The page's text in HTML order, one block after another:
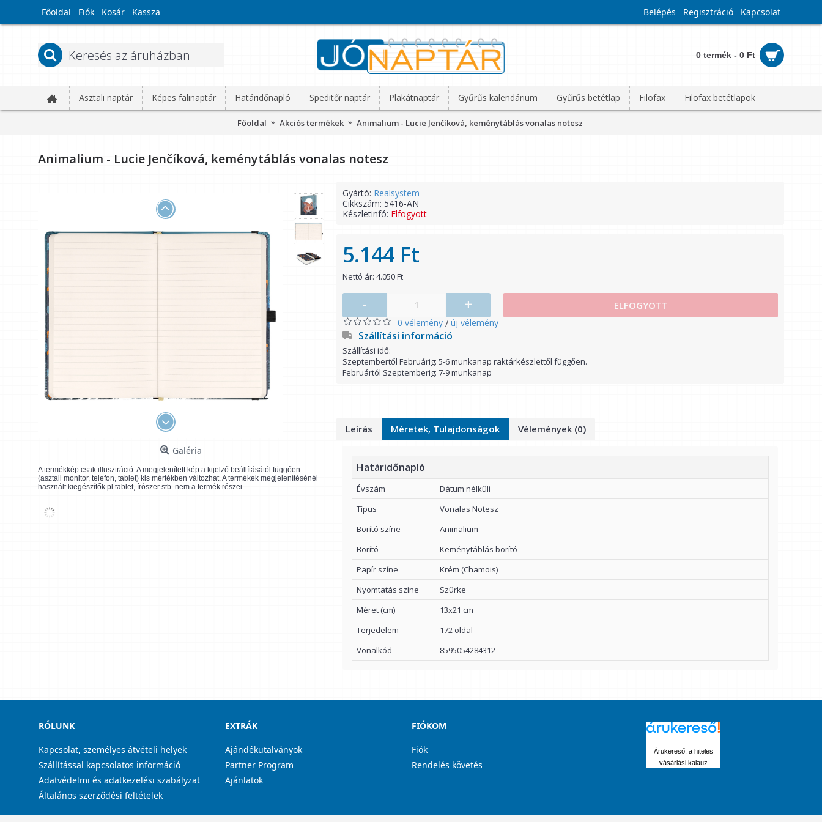
Főoldal Fiók Kosár Kassza Belépés Regisztráció Kapcsolat
0 termék - 0 Ft
Asztali naptár Képes falinaptár Határidőnapló Speditőr naptár Plakátnaptár Gyűrűs kalendárium Gyűrűs betétlap Filofax Filofax betétlapok
Főoldal Akciós termékek Animalium - Lucie Jenčíková, keménytáblás vonalas notesz
Animalium - Lucie Jenčíková, keménytáblás vonalas notesz
Galéria
A termékkép csak illusztráció. A megjelenített kép a kijelző beállításától függően
(asztali monitor, telefon, tablet) kis mértékben változhat. A termékek megjelenítésénél
használt kiegészítők pl tablet, írószer stb. nem a termék részei.
Gyártó: Realsystem
Cikkszám: 5416-AN
Készletinfó: Elfogyott
5.144 Ft
Nettó ár: 4.050 Ft
- + ELFOGYOTT
0 vélemény / új vélemény
Szállítási információ
Szállítási idő:
Szeptembertől Februárig: 5-6 munkanap raktárkészlettől függően.
Februártól Szeptemberig: 7-9 munkanap
Leírás Méretek, Tulajdonságok Vélemények (0)
Határidőnapló
Évszám
Dátum nélküli
Típus
Vonalas Notesz
Borító színe
Animalium
Borító
Keménytáblás borító
Papír színe
Krém (Chamois)
Nyomtatás színe
Szürke
Méret (cm)
13x21 cm
Terjedelem
172 oldal
Vonalkód
8595054284312
RÓLUNK
Kapcsolat, személyes átvételi helyek
Szállítással kapcsolatos információ
Adatvédelmi és adatkezelési szabályzat
Általános szerződési feltételek
EXTRÁK
Ajándékutalványok
Partner Program
Ajánlatok
FIÓKOM
Fiók
Rendelés követés
Árukereső, a hiteles
vásárlási kalauz